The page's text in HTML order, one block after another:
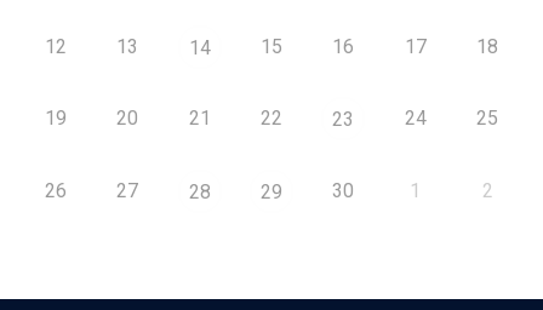
12 13 14 15 16 17 18
19 20 21 22 23 24 25
26 27 28 29 30 1 2